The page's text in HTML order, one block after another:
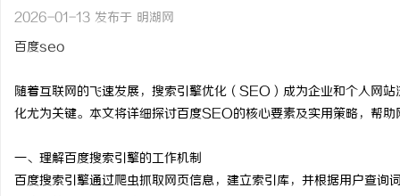
2026-01-13 发布于 明湖网
百度seo
随着互联网的飞速发展，搜索引擎优化（SEO）成为企业和个人网
化尤为关键。本文将详细探讨百度SEO的核心要素及实用策略，帮
一、理解百度搜索引擎的工作机制
百度搜索引擎通过爬虫抓取网页信息，建立索引库，并根据用户查